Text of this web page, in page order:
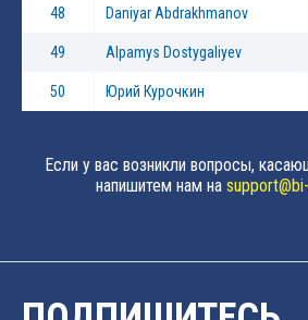
48 Daniyar Abdrakhmanov
49 Alpamys Dostygaliyev
50 Юрий Курочкин
Если у вас возникли вопросы,
напишитем нам на